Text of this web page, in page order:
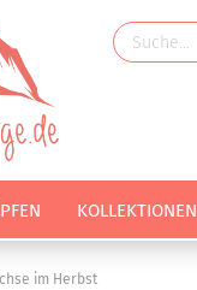
KOLLEKTIONEN
im Herbst